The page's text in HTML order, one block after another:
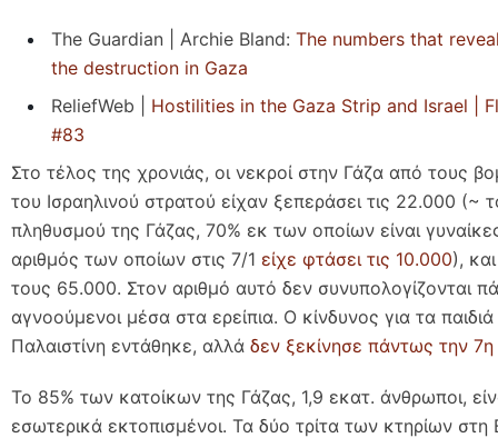
The Guardian | Archie Bland: The numbers that
the destruction in Gaza
ReliefWeb | Hostilities in the Gaza Strip and Israel |
#83
Στο τέλος της χρονιάς, οι νεκροί στην Γάζα από τους
του Ισραηλινού στρατού είχαν ξεπεράσει τις 22.000 (~
πληθυσμού της Γάζας, 70% εκ των οποίων είναι
αριθμός των οποίων στις 7/1 είχε φτάσει τις 10.000),
τους 65.000. Στον αριθμό αυτό δεν συνυπολογίζονται
αγνοούμενοι μέσα στα ερείπια. Ο κίνδυνος για τα
Παλαιστίνη εντάθηκε, αλλά δεν ξεκίνησε πάντως την
Το 85% των κατοίκων της Γάζας, 1,9 εκατ. άνθρωποι,
εσωτερικά εκτοπισμένοι. Τα δύο τρίτα των κτηρίων στη